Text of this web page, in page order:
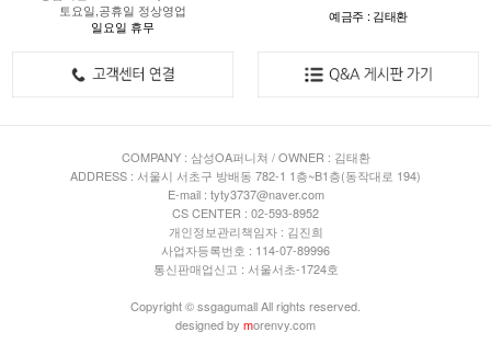
토요일,공휴일 정상영업
일요일 휴무
예금주 : 김태환
COMPANY : 삼성OA퍼니쳐 / OWNER : 김태환
ADDRESS : 서울시 서초구 방배동 782-1 1층~B1층(동작대로 194)
E-mail : tyty3737@naver.com
CS CENTER : 02-593-8952
개인정보관리책임자 : 김진희
사업자등록번호 : 114-07-89996
통신판매업신고 : 서울서초-1724호
Copyright © ssgagumall All rights reserved.
designed by morenvy.com